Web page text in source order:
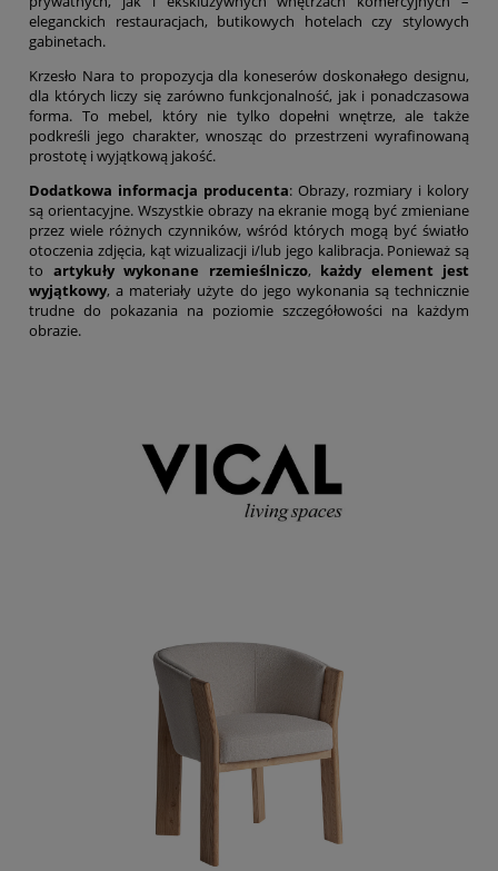
eleganckich restauracjach, butikowych hotelach czy stylowych
gabinetach.
Krzesło Nara to propozycja dla koneserów doskonałego designu,
dla których liczy się zarówno funkcjonalność, jak i ponadczasowa
forma. To mebel, który nie tylko dopełni wnętrze, ale także
podkreśli jego charakter, wnosząc do przestrzeni wyrafinowaną
prostotę i wyjątkową jakość.
Dodatkowa informacja producenta: Obrazy, rozmiary i kolory
są orientacyjne. Wszystkie obrazy na ekranie mogą być zmieniane
przez wiele różnych czynników, wśród których mogą być światło
otoczenia zdjęcia, kąt wizualizacji i/lub jego kalibracja. Ponieważ są
to artykuły wykonane rzemieślniczo, każdy element jest
wyjątkowy, a materiały użyte do jego wykonania są technicznie
trudne do pokazania na poziomie szczegółowości na każdym
obrazie.